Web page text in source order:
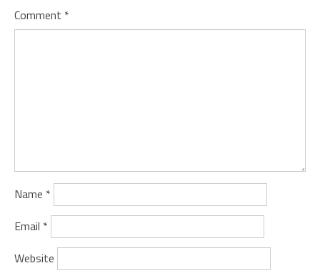
Comment *
Name *
Email *
Website